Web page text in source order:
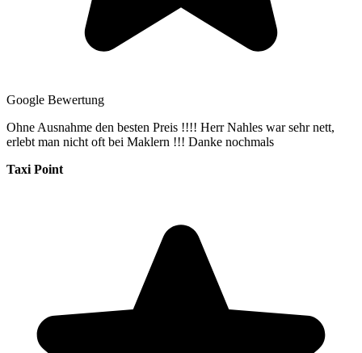
Google Bewertung
Ohne Ausnahme den besten Preis !!!! Herr Nahles war sehr nett,
erlebt man nicht oft bei Maklern !!! Danke nochmals
Taxi Point